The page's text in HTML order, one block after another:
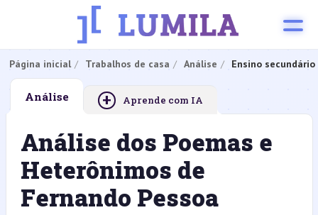
Página inicial Trabalhos de casa Análise Ensino secundário
Análise + Aprende com IA
Análise dos Poemas e
Heterônimos de
Fernando Pessoa